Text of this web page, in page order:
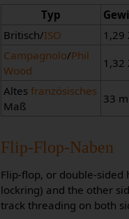
Typ
Britisch/ISO
1,29
Campagnolo/Phil
Wood
1,32
Altesfranzösisches
Maß
33
Flip-Flop-Naben
Flip-flop, or double-sided
lockring) and the other
track threading on both